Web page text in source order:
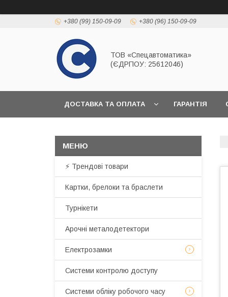
+380 (99) 150-09-09 +380 (96) 150-09-09
ТОВ «Спецавтоматика»
(ЄДРПОУ: 25612046)
ДОСТАВКА ТА ОПЛАТА ГАРАНТІЯ
⚡ Трендові товари
Картки, брелоки та браслети
Турнікети
Арочні металодетектори
Електрозамки
Системи контролю доступу
Системи обліку робочого часу